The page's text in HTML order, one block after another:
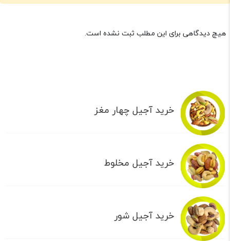
هیچ دیدگاهی برای این مطلب ثبت نشده است.
خرید آجیل چهار مغز
خرید آجیل مخلوط
خرید آجیل شور